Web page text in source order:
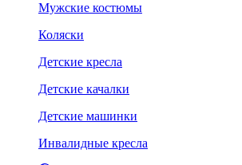
Мужские костюмы
Коляски
Детские кресла
Детские качалки
Детские машинки
Инвалидные кресла